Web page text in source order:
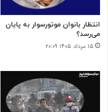
انتظار بانوان موتورسوار به پایان
می‌رسد؟
۱۵ مرداد ۱۴۰۵ ۲۰:۰۹